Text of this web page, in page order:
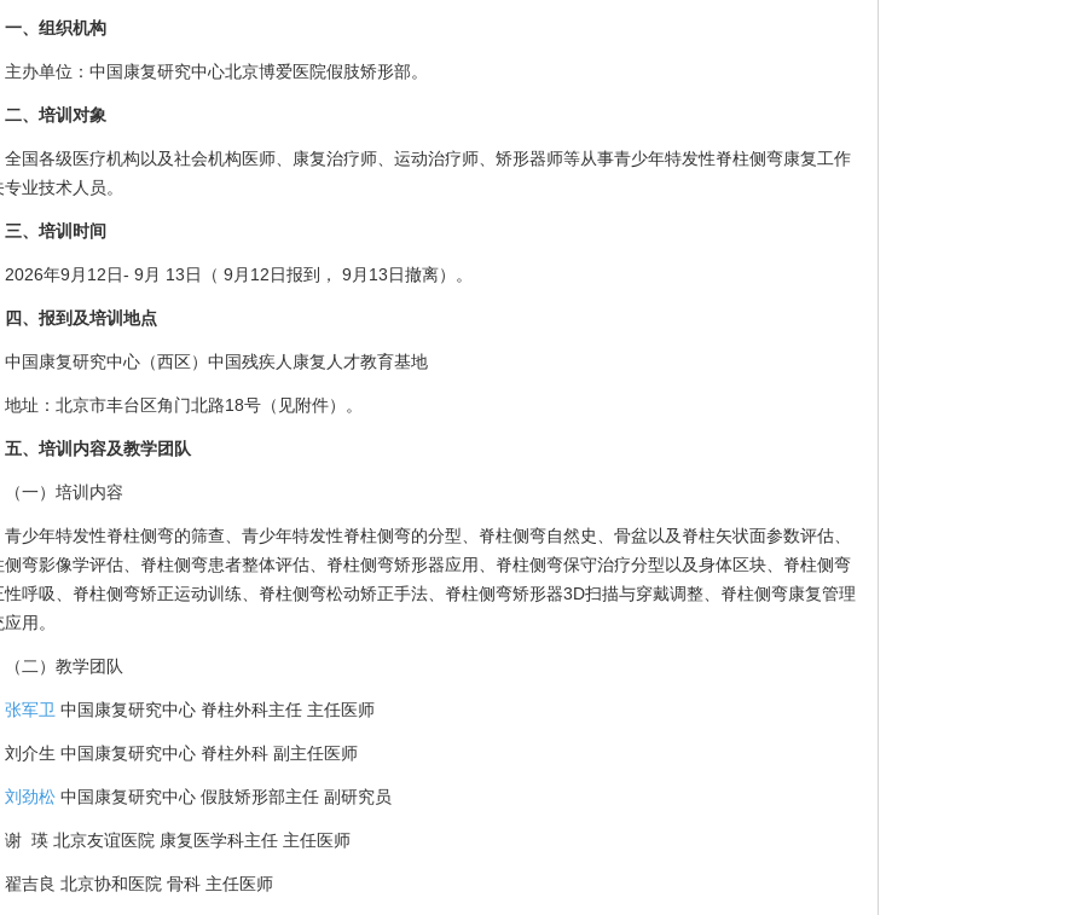
一、组织机构
主办单位：中国康复研究中心北京博爱医院假肢矫形部。
二、培训对象
全国各级医疗机构以及社会机构医师、康复治疗师、运动治疗师、矫形器师等从事青少年特发性脊柱侧弯康复工作
业技术人员。
三、培训时间
2026年9月12日- 9月 13日（ 9月12日报到， 9月13日撤离）。
四、报到及培训地点
中国康复研究中心（西区）中国残疾人康复人才教育基地
地址：北京市丰台区角门北路18号（见附件）。
五、培训内容及教学团队
（一）培训内容
青少年特发性脊柱侧弯的筛查、青少年特发性脊柱侧弯的分型、脊柱侧弯自然史、骨盆以及脊柱矢状面参数评估、
侧弯影像学评估、脊柱侧弯患者整体评估、脊柱侧弯矫形器应用、脊柱侧弯保守治疗分型以及身体区块、脊柱侧弯
性呼吸、脊柱侧弯矫正运动训练、脊柱侧弯松动矫正手法、脊柱侧弯矫形器3D扫描与穿戴调整、脊柱侧弯康复管理
用。
（二）教学团队
张军卫 中国康复研究中心 脊柱外科主任 主任医师
刘介生 中国康复研究中心 脊柱外科 副主任医师
刘劲松中国康复研究中心 假肢矫形部主任 副研究员
谢 瑛 北京友谊医院 康复医学科主任 主任医师
翟吉良 北京协和医院 骨科 主任医师